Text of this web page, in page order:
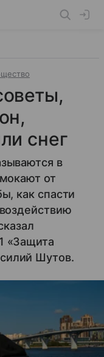
снег
в
от
как спасти
«Защита
Шутов.